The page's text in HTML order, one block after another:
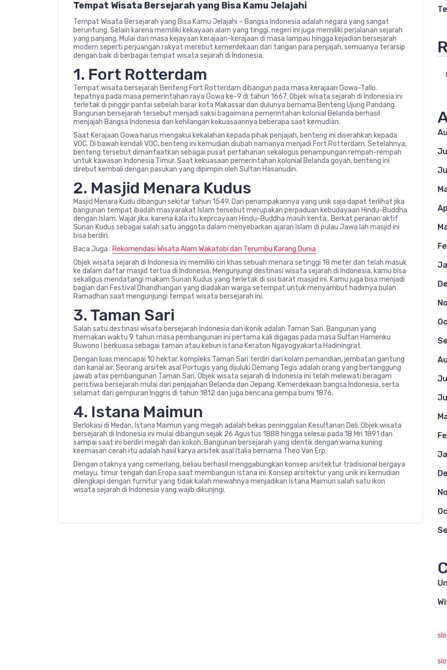
Tempat Wisata Bersejarah yang Bisa Kamu Jelajahi
Tempat Wisata Bersejarah yang Bisa Kamu Jelajahi – Bangsa Indonesia adalah negara yang sangat
beruntung. Selain karena memiliki kekayaan alam yang tinggi, negeri ini juga memiliki perjalanan sejarah
yang panjang. Mulai dari masa kejayaan kerajaan-kerajaan di masa lampau hingga kejadian bersejarah
modern seperti perjuangan rakyat merebut kemerdekaan dari tangan para penjajah, semuanya terarsip
dengan baik di berbagai tempat wisata sejarah di Indonesia.
1. Fort Rotterdam
Tempat wisata bersejarah Benteng Fort Rotterdam dibangun pada masa kerajaan Gowa-Tallo.
tepatnya pada masa pemerintahan raya Gowa ke-9 di tahun 1667. Objek wisata sejarah di Indonesia ini
terletak di pinggir pantai sebelah barar kota Makassar dan dulunya bernama Benteng Ujung Pandang.
Bangunan bersejarah tersebut menjadi saksi bagaimana pemerintahan kolonial Belanda berhasil
menjajah Bangsa Indonesia dan kehilangan kekuasaannya beberapa saat kemudian.
Saat Kerajaan Gowa harus mengakui kekalahan kepada pihak penjajah, benteng ini diserahkan kepada
VOC. Di bawah kendali VOC, benteng ini kemudian diubah namanya menjadi Fort Rotterdam. Setelahnya,
benteng tersebut dimanfaatkan sebagai pusat pertahanan sekalogus penampungan rempah-rempah
untuk kawasan Indonesia Timur. Saat kekuasaan pemerintahan kolonial Belanda goyah, benteng ini
direbut kembali dengan pasukan yang dipimpin oleh Sultan Hasanudin.
2. Masjid Menara Kudus
Masjid Menara Kudu dibangun sekitar tahun 1549. Dari penampakannya yang unik saja dapat terlihat jika
bangunan tempat ibadah masyarakat Islam tersebut merupakan perpaduan kebudayaan Hindu-Buddha
dengan Islam. Wajar jika, karena kala itu keprcayaan Hindu-Buddha masih kenta;. Berkat peranan aktif
Sunan Kudus sebagai salah satu anggota dalam menyebarkan ajaran Islam di pulau Jawa lah masjid ini
bisa berdiri.
Baca Juga : Rekomendasi Wisata Alam Wakatobi dan Terumbu Karang Dunia
Objek wisata sejarah di Indonesia ini memiliki ciri khas sebuah menara setinggi 18 meter dan telah masuk
ke dalam daftar masjid tertua di Indonesia. Mengunjungi destinasi wisata sejarah di Indonesia, kamu bisa
sekaligus mendatangi makam Sunan Kudus yang terletak di sisi barat masjid ini. Kamu juga bisa menjadi
bagian dari Festival Dhandhangan yang diadakan warga setempat untuk menyambut hadirnya bulan
Ramadhan saat mengunjungi tempat wisata bersejarah ini.
3. Taman Sari
Salah satu destinasi wisata bersejarah Indonesia dan ikonik adalah Taman Sari. Bangunan yang
memakan waktu 9 tahun masa pembangunan ini pertama kali digagas pada masa Sultan Hamenku
Buwono I berkuasa sebagai taman atau kebun istana Keraton Ngayogyakarta Hadiningrat.
Dengan luas mencapai 10 hektar, kompleks Taman Sari terdiri dari kolam pemandian, jembatan gantung
dan kanal air. Seorang arsitek asal Portugis yang dijuluki Demang Tegis adalah orang yang bertanggung
jawab atas pembangunan Taman Sari. Objek wisata sejarah di Indonesia ini telah melewati beragam
peristiwa bersejarah mulai dari penjajahan Belanda dan Jepang. Kemerdekaan bangsa Indonesia, serta
selamat dari gempuran Inggris di tahun 1812 dan juga bencana gempa bumi 1876.
4. Istana Maimun
Berlokasi di Medan, Istana Maimun yang megah adalah bekas peninggalan Kesultanan Deli. Objek wisata
bersejarah di Indonesia ini mulai dibangun sejak 26 Agustus 1888 hingga selesai pada 18 Mri 1891 dan
sampai saat ini berdiri megah dan kokoh. Bangunan bersejarah yang identik dengan warna kuning
keemasan cerah itu adalah hasil karya arsitek asal Italia bernama Theo Van Erp.
Dengan otaknya yang cemerlang, beliau berhasil menggabungkan konsep arsitektur tradisional bergaya
melayu, timur tengah dan Eropa saat membangun istana ini. Konsep arsitektur yang unik ini kemudian
dilengkapi dengan furnitur yang tidak kalah mewahnya menjadikan Istana Maimun salah satu ikon
wisata sejarah di Indonesia yang wajib dikunjngi.